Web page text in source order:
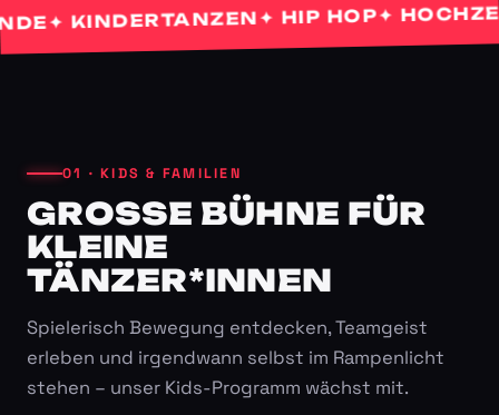
KINDERTANZEN✦ HIP HOP ✦
01 · KIDS & FAMILIEN
GROSSE BÜHNE FÜR K
LEINE T
ÄNZER*INNEN
Spielerisch Bewegung entdecken, Teamgeist
erleben und irgendwann selbst im Rampenlicht
stehen – unser Kids-Programm wächst mit.